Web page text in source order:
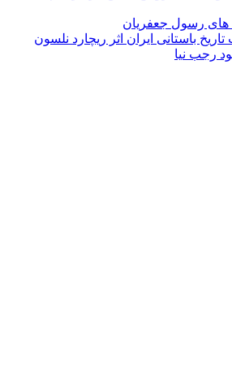
های رسول جعفریان
تاریخ باستانی ایران اثر ریچارد نلسون
رجب نیا